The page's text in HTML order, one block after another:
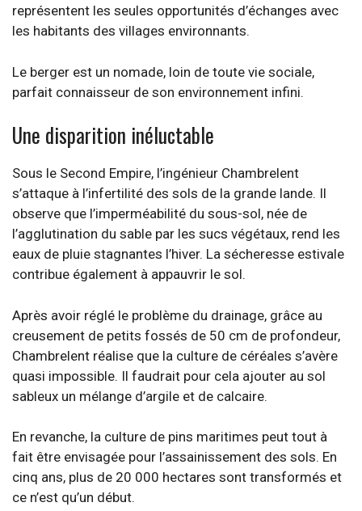
représentent les seules opportunités d’échanges avec
les habitants des villages environnants.
Le berger est un nomade, loin de toute vie sociale,
parfait connaisseur de son environnement infini.
Une disparition inéluctable
Sous le Second Empire, l’ingénieur Chambrelent
s’attaque à l’infertilité des sols de la grande lande. Il
observe que l’imperméabilité du sous-sol, née de
l’agglutination du sable par les sucs végétaux, rend les
eaux de pluie stagnantes l’hiver. La sécheresse estivale
contribue également à appauvrir le sol.
Après avoir réglé le problème du drainage, grâce au
creusement de petits fossés de 50 cm de profondeur,
Chambrelent réalise que la culture de céréales s’avère
quasi impossible. Il faudrait pour cela ajouter au sol
sableux un mélange d’argile et de calcaire.
En revanche, la culture de pins maritimes peut tout à
fait être envisagée pour l’assainissement des sols. En
cinq ans, plus de 20 000 hectares sont transformés et
ce n’est qu’un début.